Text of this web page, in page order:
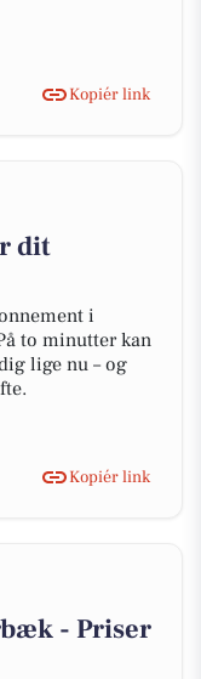
Kopiér link
dit
i
to minutter kan
lige nu – og
Kopiér link
- Priser